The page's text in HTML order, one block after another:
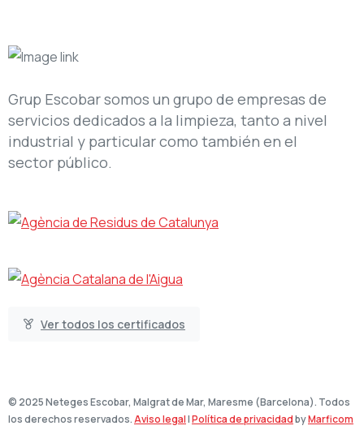
Grup Escobar somos un grupo de empresas de
servicios dedicados a la limpieza, tanto a nivel
industrial y particular como también en el
sector público.
Ver todos los certificados
© 2025 Neteges Escobar, Malgrat de Mar, Maresme (Barcelona). Todos
los derechos reservados.Aviso legal|Política de privacidadbyMarficom